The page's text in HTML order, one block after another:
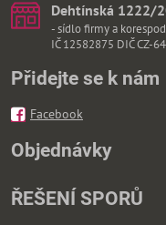
Dehtínská 1222/
- sídlo firmy a
IČ 12582875 DIČ CZ-
Přidejte se k nám
Facebook
Objednávky
ŘEŠENÍ SPORŮ